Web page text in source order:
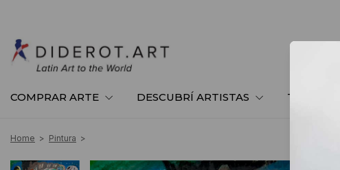
COMPRAR ARTE DESCUBRÍ ARTISTAS TE
Home > Pintura >